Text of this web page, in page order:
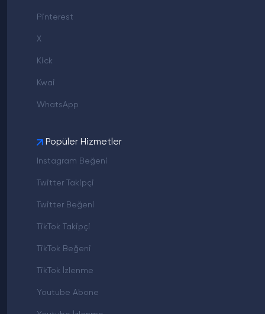
Pinterest
X
Kick
Kwai
WhatsApp
Popüler Hizmetler
Instagram Beğeni
Twitter Takipçi
Twitter Beğeni
TikTok Takipçi
TikTok Beğeni
TikTok İzlenme
Youtube Abone